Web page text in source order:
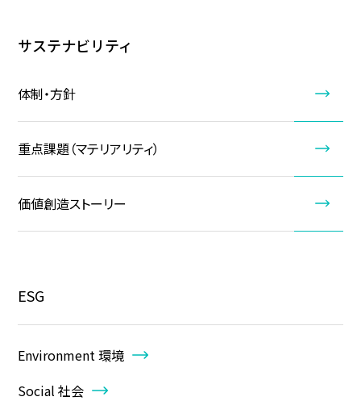
サステナビリティ
体制・方針
重点課題（マテリアリティ）
価値創造ストーリー
ESG
Environment 環境
Social 社会